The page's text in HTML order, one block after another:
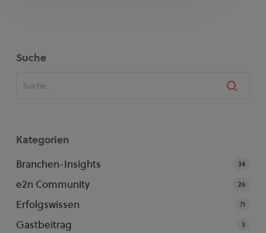
Suche
Kategorien
Branchen-Insights
34
e2n Community 26
Erfolgswissen 71
Gastbeitrag 3